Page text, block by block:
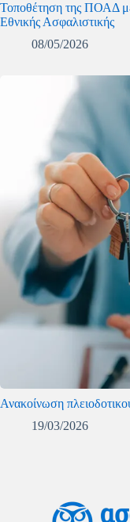
Τοποθέτηση της ΠΟΑΔ
Εθνικής Ασφαλιστικής
08/05/2026
Ανακοίνωση
19/03/2026